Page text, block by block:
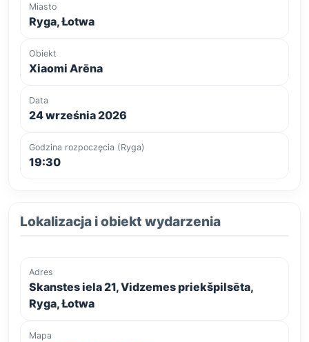
Miasto
Ryga, Łotwa
Obiekt
Xiaomi Arēna
Data
24 września 2026
Godzina rozpoczęcia (Ryga)
19:30
Lokalizacja i obiekt wydarzenia
Adres
Skanstes iela 21, Vidzemes priekšpilsēta,
Ryga, Łotwa
Mapa